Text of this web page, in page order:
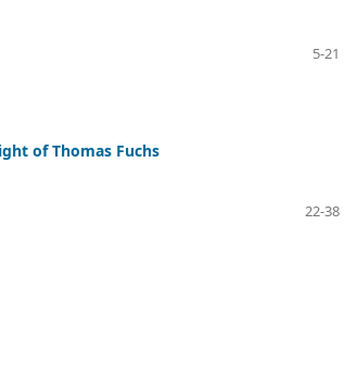
5-21
of Thomas Fuchs
22-38